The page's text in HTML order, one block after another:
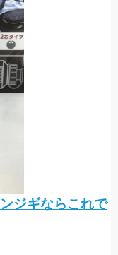
ジギならこれで